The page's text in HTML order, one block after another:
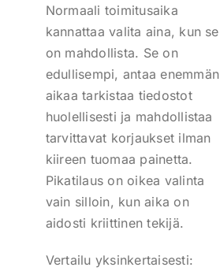
Normaali toimitusaika
kannattaa valita aina, kun se
on mahdollista. Se on
edullisempi, antaa enemmän
aikaa tarkistaa tiedostot
huolellisesti ja mahdollistaa
tarvittavat korjaukset ilman
kiireen tuomaa painetta.
Pikatilaus on oikea valinta
vain silloin, kun aika on
aidosti kriittinen tekijä.
Vertailu yksinkertaisesti: